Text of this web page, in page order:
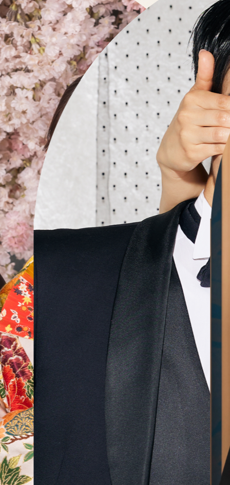
無料相談予約
来店・オンライン